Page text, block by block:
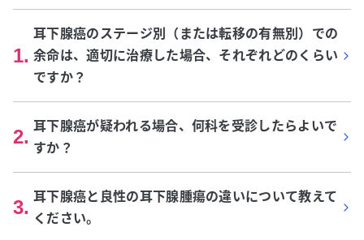
1.
耳下腺癌のステージ別（または転移の有無別）での
余命は、適切に治療した場合、それぞれどのくらい
ですか？
2. 耳下腺癌が疑われる場合、何科を受診したらよいで
すか？
3. 耳下腺癌と良性の耳下腺腫瘍の違いについて教えて
ください。